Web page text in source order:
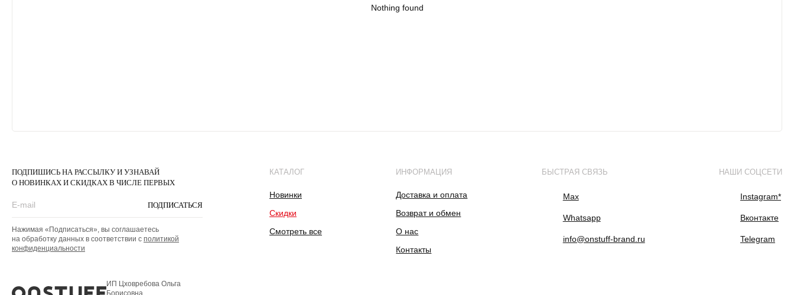
Nothing found
ПОДПИШИСЬ НА РАССЫЛКУ И УЗНАВАЙ
О НОВИНКАХ И СКИДКАХ В ЧИСЛЕ ПЕРВЫХ
ПОДПИСАТЬСЯ
Нажимая «Подписаться», вы соглашаетесь
на обработку данных в соответствии с политикой
конфиденциальности
КАТАЛОГ
Новинки
Скидки
Смотреть все
ИНФОРМАЦИЯ
Доставка и оплата
Возврат и обмен
О нас
Контакты
БЫСТРАЯ СВЯЗЬ
Max
Whatsapp
info@onstuff-brand.ru
НАШИ СОЦСЕТИ
Instagram*
Вконтакте
Telegram
ИП Цховребова Ольга
Борисовна,